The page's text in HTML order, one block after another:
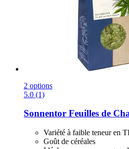
2 options
5.0 (1)
Sonnentor Feuilles de
Variété à faible teneur en
Goût de céréales